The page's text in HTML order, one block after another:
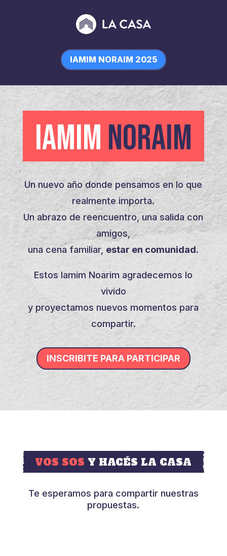
IAMIM NORAIM 2025
IAMIM NORAIM
Un nuevo año donde pensamos en lo que
realmente importa.
Un abrazo de reencuentro, una salida con
amigos,
una cena familiar, estar en comunidad.
Estos Iamim Noarim agradecemos lo
vivido
y proyectamos nuevos momentos para
compartir.
INSCRIBITE PARA PARTICIPAR
VOS SOS Y HACÉS LA CASA
Te esperamos para compartir nuestras
propuestas.